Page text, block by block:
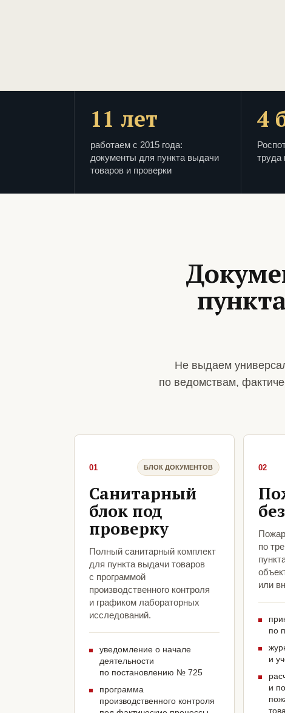
11 лет
работаем с 2015 года:
документы для пункта выдачи
товаров и проверки
4
труда
Не выдаем
по ведомствам,
01 БЛОК ДОКУМЕНТОВ
Санитарный
блок под
проверку
Полный санитарный комплект
для пункта выдачи товаров
с программой
производственного контроля
и графиком лабораторных
исследований.
уведомление о начале
деятельности
по постановлению № 725
программа
производственного контроля
02
по
или
по
и
и